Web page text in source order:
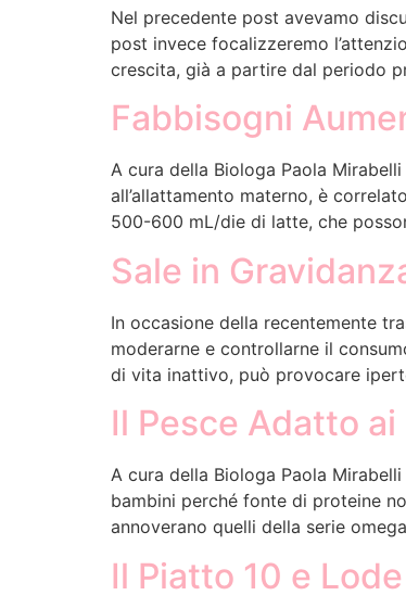
Nel precedente post avevamo
post invece focalizzeremo
crescita, già a partire dal periodo
Fabbisogni
A cura della Biologa Paola
all’allattamento materno, è
500-600 mL/die di latte, che
Sale in
In occasione della recentemente
moderarne e controllarne il
di vita inattivo, può provocare
Il Pesce Adatto
A cura della Biologa Paola
bambini perché fonte di proteine
annoverano quelli della serie
Il Piatto 10 e